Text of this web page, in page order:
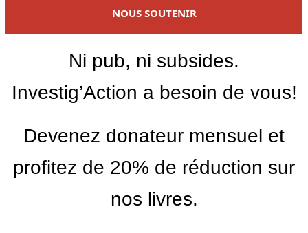
NOUS SOUTENIR
Ni pub, ni subsides.
Investig’Action a besoin de vous!
Devenez donateur mensuel et
profitez de 20% de réduction sur
nos livres.